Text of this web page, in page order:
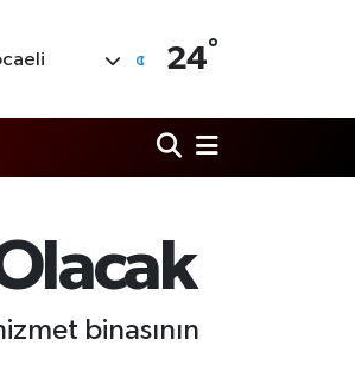
24°
binasının